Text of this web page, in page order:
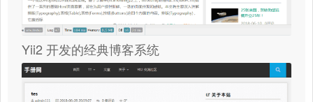
Yii2 开发的经典博客系统